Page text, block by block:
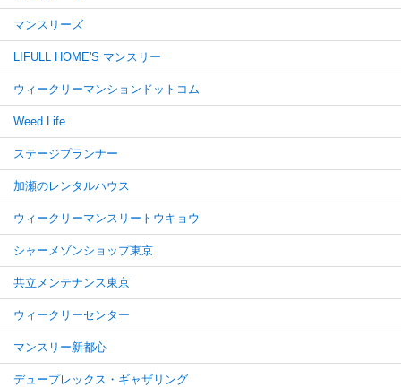
マンスリーズ
LIFULL HOME'S マンスリー
ウィークリーマンションドットコム
Weed Life
ステージプランナー
加瀬のレンタルハウス
ウィークリーマンスリートウキョウ
シャーメゾンショップ東京
共立メンテナンス東京
ウィークリーセンター
マンスリー新都心
デュープレックス・ギャザリング